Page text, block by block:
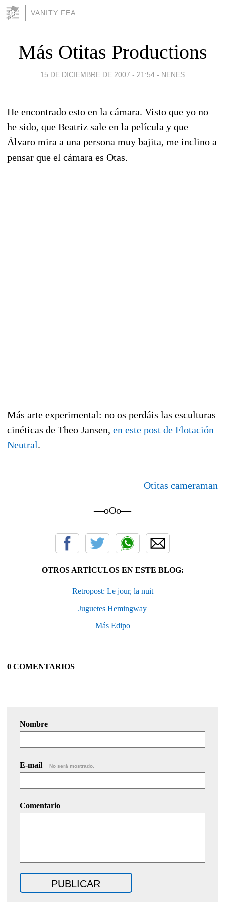
VANITY FEA
Más Otitas Productions
15 DE DICIEMBRE DE 2007 - 21:54 - NENES
He encontrado esto en la cámara. Visto que yo no
he sido, que Beatriz sale en la película y que
Álvaro mira a una persona muy bajita, me inclino a
pensar que el cámara es Otas.
Más arte experimental: no os perdáis las esculturas
cinéticas de Theo Jansen, en este post de Flotación
Neutral.
Otitas cameraman
—oOo—
OTROS ARTÍCULOS EN ESTE BLOG:
Retropost: Le jour, la nuit
Juguetes Hemingway
Más Edipo
0 COMENTARIOS
Nombre
E-mail No será mostrado.
Comentario